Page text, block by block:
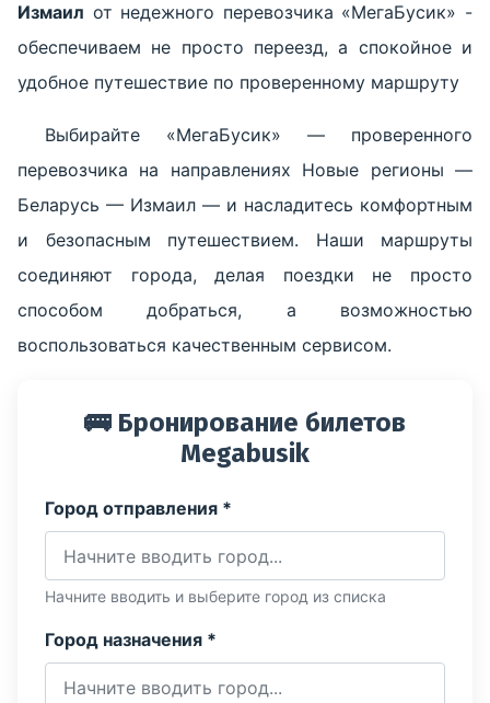
Измаил от недежного перевозчика «МегаБусик» -
обеспечиваем не просто переезд, а спокойное и
удобное путешествие по проверенному маршруту
Выбирайте «МегаБусик» — проверенного
перевозчика на направлениях Новые регионы —
Беларусь — Измаил — и насладитесь комфортным
и безопасным путешествием. Наши маршруты
соединяют города, делая поездки не просто
способом добраться, а возможностью
воспользоваться качественным сервисом.
🚌 Бронирование билетов
Megabusik
Город отправления *
Начните вводить и выберите город из списка
Город назначения *